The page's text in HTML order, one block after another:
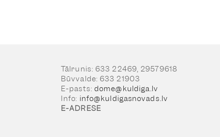
Tālrunis: 633 22469, 29579618
Būvvalde: 633 21903
E-pasts: dome@kuldiga.lv
Info: info@kuldigasnovads.lv
E-ADRESE